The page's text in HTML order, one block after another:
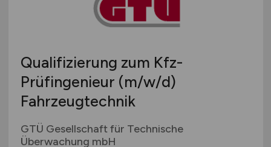
Qualifizierung zum Kfz-
Prüfingenieur (m/w/d)
Fahrzeugtechnik
GTÜ Gesellschaft für Technische
Überwachung mbH